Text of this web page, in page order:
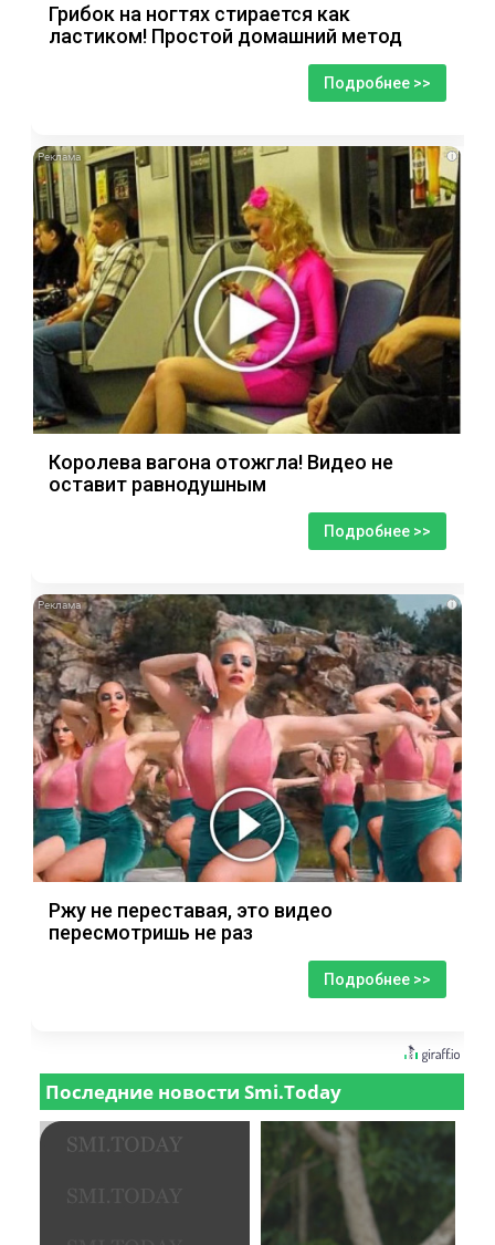
Грибок на ногтях стирается как
ластиком! Простой домашний метод
Подробнее >>
i
Королева вагона отожгла! Видео не
оставит равнодушным
Подробнее >>
i
Ржу не переставая, это видео
пересмотришь не раз
Подробнее >>